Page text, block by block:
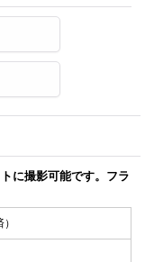
に撮影可能です。フラ